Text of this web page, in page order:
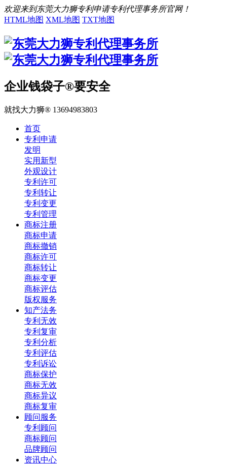
欢迎来到东莞大力狮专利申请专利代理事务所官网！
HTML地图 XML地图 TXT地图
企业钱袋子®要安全
就找大力狮® 13694983803
首页
专利申请
发明
实用新型
外观设计
专利许可
专利转让
专利变更
专利管理
商标注册
商标申请
商标撤销
商标许可
商标转让
商标变更
商标评估
版权服务
知产法务
专利无效
专利复审
专利分析
专利评估
专利诉讼
商标保护
商标无效
商标异议
商标复审
顾问服务
专利顾问
商标顾问
品牌顾问
资讯中心